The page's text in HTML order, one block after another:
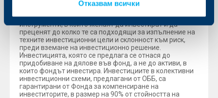
Отказвам всички
средства. Затова е препоръчително инвеститорите да
се запознаят със спецификата на финансовите
инструменти, в които желаят да инвестират и да
преценят до колко те са подходящи за изпълнение на
техните инвестиционни цели и склонност към риск,
преди вземане на инвестиционно решение.
Инвестицията, която се предлага се отнася до
придобиване на дялове във фонд, а не до активи, в
които фондът инвестира. Инвестициите в колективни
инвестиционни схеми, предлагани от ОББ, са
гарантирани от Фонда за компенсиране на
инвеститорите, в размер на 90% от стойността на